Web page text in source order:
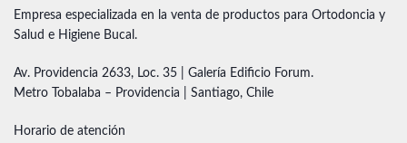
Empresa especializada en la venta de productos para Ortodoncia y
Salud e Higiene Bucal.
Av. Providencia 2633, Loc. 35 | Galería Edificio Forum.
Metro Tobalaba – Providencia | Santiago, Chile
Horario de atención